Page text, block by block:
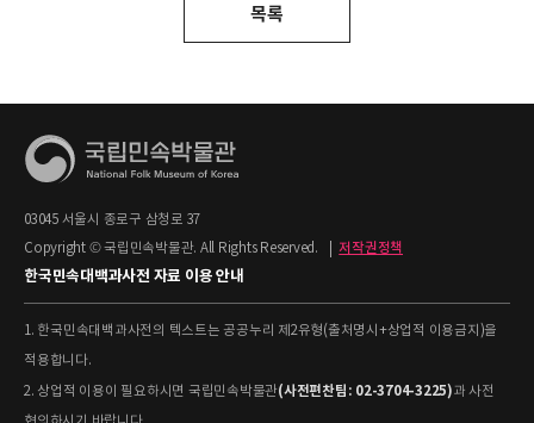
목록
03045 서울시 종로구 삼청로 37
Copyright © 국립민속박물관. All Rights Reserved.
저작권정책
한국민속대백과사전 자료 이용 안내
1. 한국민속대백과사전의 텍스트는 공공누리 제2유형(출처명시+상업적 이용금지)을
적용합니다.
2. 상업적 이용이 필요하시면 국립민속박물관(사전편찬팀: 02-3704-3225)과 사전